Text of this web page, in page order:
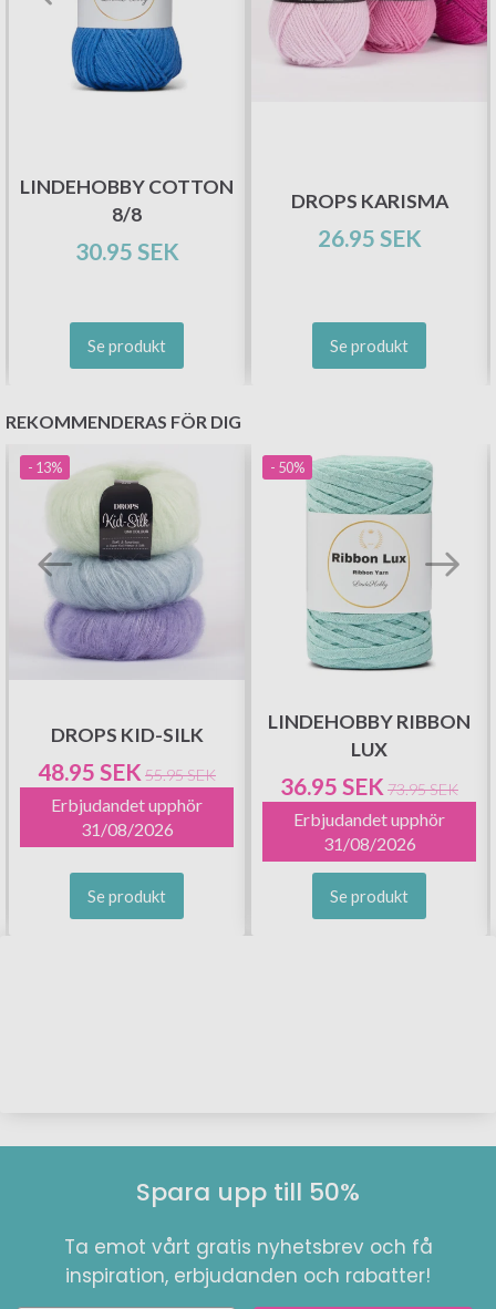
LINDEHOBBY COTTON
8/8
30.95 SEK
Se produkt
DROPS KARISMA
26.95 SEK
Se produkt
REKOMMENDERAS FÖR DIG
- 13%
DROPS KID-SILK
48.95 SEK 55.95 SEK
Erbjudandet upphör
31/08/2026
Se produkt
- 50%
LINDEHOBBY RIBBON
LUX
36.95 SEK 73.95 SEK
Erbjudandet upphör
31/08/2026
Se produkt
Spara upp till 50%
Ta emot vårt gratis nyhetsbrev och få
inspiration, erbjudanden och rabatter!
exklusiv tillgång till inspirerande
stickmönster och specialerbjudanden!
Prenumerera